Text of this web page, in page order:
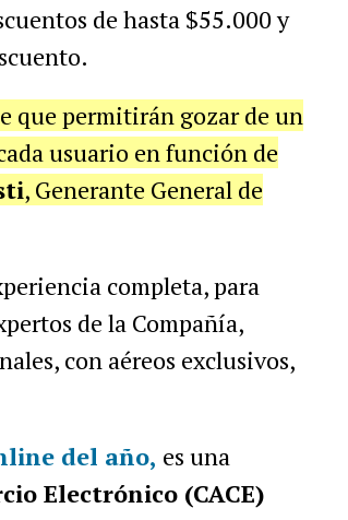
de hasta $55.000 y
que permitirán gozar de un
usuario en función de
, Generante General de
completa, para
de la Compañía,
con aéreos exclusivos,
del año, es una
Electrónico (CACE)